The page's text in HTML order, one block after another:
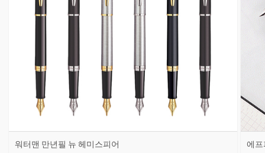
워터맨 만년필 뉴 헤미스피어 에프